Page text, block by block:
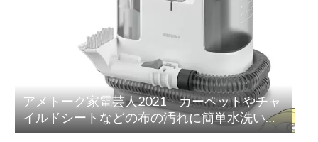
アメトーク家電芸人2021 カーペットやチャ
イルドシートなどの布の汚れに簡単水洗い！
「リンサークリーナー(RNS-P10-W)」